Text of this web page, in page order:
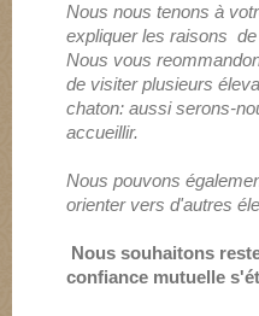
Nous nous tenons à
expliquer les raisons
Nous vous
de visiter plusieurs
chaton: aussi serons-
accueillir.
Nous pouvons
orienter vers d'autres
Nous souhaitons
confiance mutuelle